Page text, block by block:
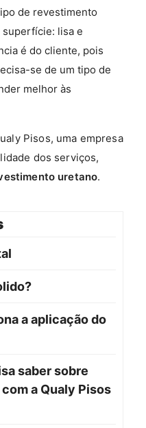
de revestimento
lisa e
é do cliente, pois
se de um tipo de
melhor às
Pisos, uma empresa
dos serviços,
uretano.
a aplicação do
saber sobre
a Qualy Pisos